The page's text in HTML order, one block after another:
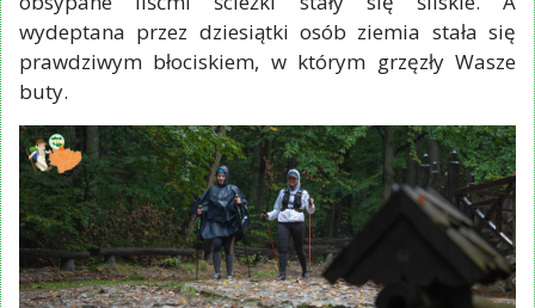
Choć z pewnością wzmogło Waszą czujność, gdyż
obsypane liśćmi ścieżki stały się śliskie. A
wydeptana przez dziesiątki osób ziemia stała się
prawdziwym błociskiem, w którym grzęzły Wasze
buty.